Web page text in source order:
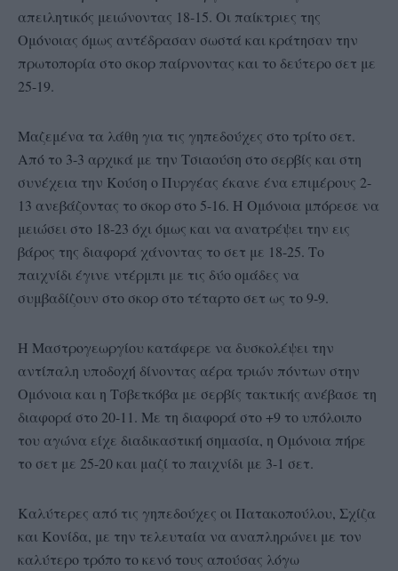
απειλητικός μειώνοντας 18-15. Οι παίκτριες της
Ομόνοιας όμως αντέδρασαν σωστά και κράτησαν την
πρωτοπορία στο σκορ παίρνοντας και το δεύτερο σετ με
25-19.
Μαζεμένα τα λάθη για τις γηπεδούχες στο τρίτο σετ.
Από το 3-3 αρχικά με την Τσιαούση στο σερβίς και στη
συνέχεια την Κούση ο Πυργέας έκανε ένα επιμέρους 2-
13 ανεβάζοντας το σκορ στο 5-16. Η Ομόνοια μπόρεσε να
μειώσει στο 18-23 όχι όμως και να ανατρέψει την εις
βάρος της διαφορά χάνοντας το σετ με 18-25. Το
παιχνίδι έγινε ντέρμπι με τις δύο ομάδες να
συμβαδίζουν στο σκορ στο τέταρτο σετ ως το 9-9.
Η Μαστρογεωργίου κατάφερε να δυσκολέψει την
αντίπαλη υποδοχή δίνοντας αέρα τριών πόντων στην
Ομόνοια και η Τσβετκόβα με σερβίς τακτικής ανέβασε τη
διαφορά στο 20-11. Με τη διαφορά στο +9 το υπόλοιπο
του αγώνα είχε διαδικαστική σημασία, η Ομόνοια πήρε
το σετ με 25-20 και μαζί το παιχνίδι με 3-1 σετ.
Καλύτερες από τις γηπεδούχες οι Πατακοπούλου, Σχίζα
και Κονίδα, με την τελευταία να αναπληρώνει με τον
καλύτερο τρόπο το κενό τους απούσας λόγω